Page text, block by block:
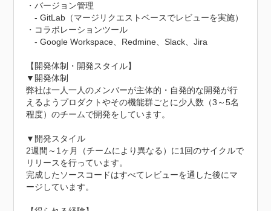
・バージョン管理
- GitLab（マージリクエストベースでレビューを実施）
・コラボレーションツール
- Google Workspace、Redmine、Slack、Jira
【開発体制・開発スタイル】
▼開発体制
弊社は一人一人のメンバーが主体的・自発的な開発が行
えるようプロダクトやその機能群ごとに少人数（3～5名
程度）のチームで開発をしています。
▼開発スタイル
2週間～1ヶ月（チームにより異なる）に1回のサイクルで
リリースを行っています。
完成したソースコードはすべてレビューを通した後にマ
ージしています。